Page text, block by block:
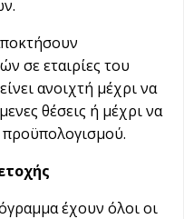
σε εταιρίες του
ανοιχτή μέχρι να
θέσεις ή μέχρι να
έχουν όλοι οι